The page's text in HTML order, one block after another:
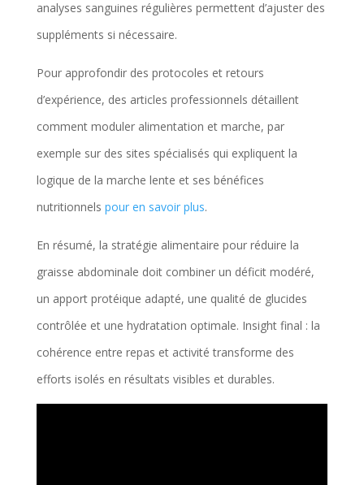
analyses sanguines régulières permettent d’ajuster des
suppléments si nécessaire.
Pour approfondir des protocoles et retours
d’expérience, des articles professionnels détaillent
comment moduler alimentation et marche, par
exemple sur des sites spécialisés qui expliquent la
logique de la marche lente et ses bénéfices
nutritionnels pour en savoir plus.
En résumé, la stratégie alimentaire pour réduire la
graisse abdominale doit combiner un déficit modéré,
un apport protéique adapté, une qualité de glucides
contrôlée et une hydratation optimale. Insight final : la
cohérence entre repas et activité transforme des
efforts isolés en résultats visibles et durables.